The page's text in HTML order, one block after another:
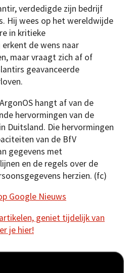
verdedigde zijn bedrijf
Hij wees op het wereldwijde
in kritieke
de wens naar
maar vraagt zich af of
geavanceerde
hangt af van de
hervormingen van de
Duitsland. Die hervormingen
van de BfV
gegevens met
en de regels over de
herzien. (fc)
Google Nieuws
geniet tijdelijk van
je hier!